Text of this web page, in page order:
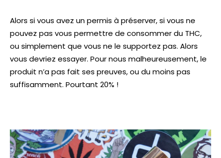
Alors si vous avez un permis à préserver, si vous ne
pouvez pas vous permettre de consommer du THC,
ou simplement que vous ne le supportez pas. Alors
vous devriez essayer. Pour nous malheureusement, le
produit n’a pas fait ses preuves, ou du moins pas
suffisamment. Pourtant 20% !